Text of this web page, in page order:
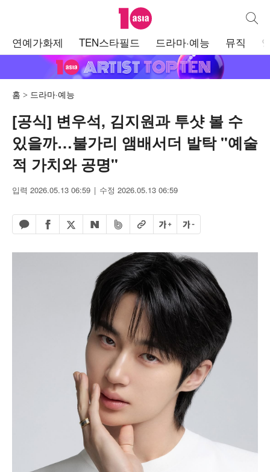
텐아시아 통합
연예가화제 TEN스타필드 드라마·예능 뮤직
홈 드라마·예능
[공식] 변우석, 김지원과 투샷 볼 수
있을까…불가리 앰배서더 발탁 "예술
적 가치와 공명"
입력 2026.05.13 06:59 수정 2026.05.13 06:59
카카오톡 공유하기
페이스북 공유하기
엑스 공유하기
네이버 공유하기
밴드 공유하기
URL복사글자 크게글자 작게